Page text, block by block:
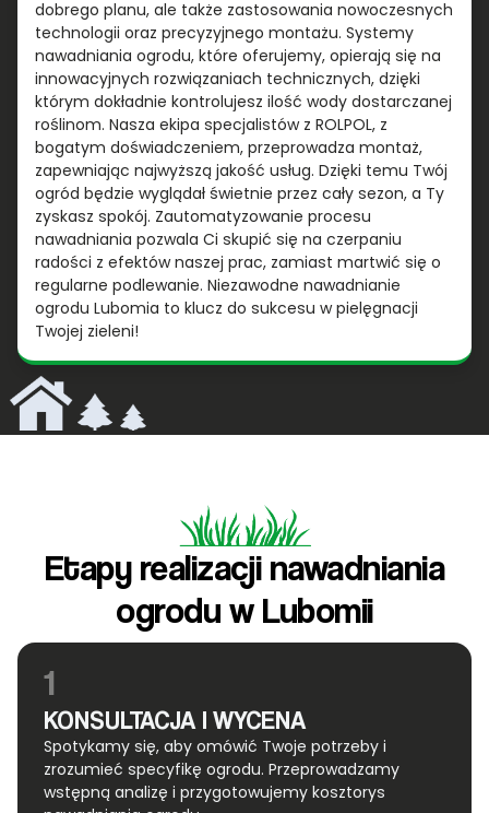
dobrego planu, ale także zastosowania nowoczesnych
technologii oraz precyzyjnego montażu. Systemy
nawadniania ogrodu, które oferujemy, opierają się na
innowacyjnych rozwiązaniach technicznych, dzięki
którym dokładnie kontrolujesz ilość wody dostarczanej
roślinom. Nasza ekipa specjalistów z ROLPOL, z
bogatym doświadczeniem, przeprowadza montaż,
zapewniając najwyższą jakość usług. Dzięki temu Twój
ogród będzie wyglądał świetnie przez cały sezon, a Ty
zyskasz spokój. Zautomatyzowanie procesu
nawadniania pozwala Ci skupić się na czerpaniu
radości z efektów naszej prac, zamiast martwić się o
regularne podlewanie. Niezawodne nawadnianie
ogrodu Lubomia to klucz do sukcesu w pielęgnacji
Twojej zieleni!
Etapy realizacji nawadniania
ogrodu w Lubomii
1
KONSULTACJA I WYCENA
Spotykamy się, aby omówić Twoje potrzeby i
zrozumieć specyfikę ogrodu. Przeprowadzamy
wstępną analizę i przygotowujemy kosztorys